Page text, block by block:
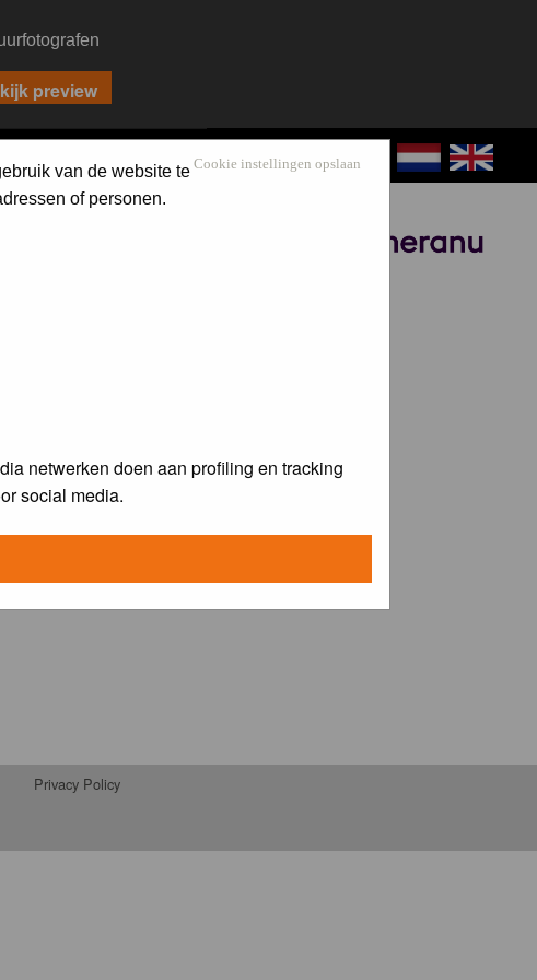
Cookie instellingen opslaan
van de website te
of personen.
netwerken doen aan profiling en tracking
social media.
Privacy Policy